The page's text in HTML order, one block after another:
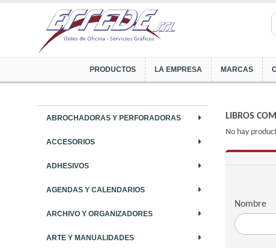
PRODUCTOS LA EMPRESA MARCAS
ABROCHADORAS Y PERFORADORAS
ACCESORIOS
ADHESIVOS
AGENDAS Y CALENDARIOS
ARCHIVO Y ORGANIZADORES
ARTE Y MANUALIDADES
LIBROS
No hay
Nombre